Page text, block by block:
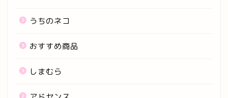
うちのネコ
おすすめ商品
しまむら